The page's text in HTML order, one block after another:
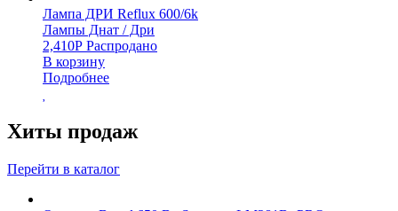
Лампа ДРИ Reflux 600/6k
Лампы Днат / Дри
2,410Р Распродано
В корзину
Подробнее
Хиты продаж
Перейти в каталог